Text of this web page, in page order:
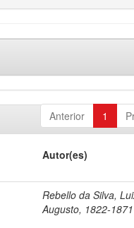
Anterior 1
Autor(es)
Rebello da Silva,
Augusto, 1822-1871